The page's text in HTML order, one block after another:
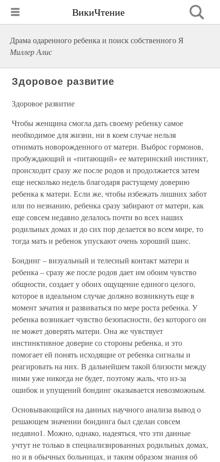
ВикиЧтение
Драма одаренного ребенка и поиск собственного Я
Миллер Алис
Здоровое развитие
Здоровое развитие
Чтобы женщина смогла дать своему ребенку самое
необходимое для жизни, ни в коем случае нельзя
отнимать новорожденного от матери. Выброс гормонов,
пробуждающий и «питающий» ее материнский инстинкт,
происходит сразу же после родов и продолжается затем
еще несколько недель благодаря растущему доверию
ребенка к матери. Если же, чтобы избежать лишних забот
или по незнанию, ребенка сразу забирают от матери, как
еще совсем недавно делалось почти во всех наших
родильных домах и до сих пор делается во всем мире, то
тогда мать и ребенок упускают очень хороший шанс.
Бондинг – визуальный и телесный контакт матери и
ребенка – сразу же после родов дает им обоим чувство
общности, создает у обоих ощущение единого целого,
которое в идеальном случае должно возникнуть еще в
момент зачатия и развиваться по мере роста ребенка. У
ребенка возникает чувство безопасности, без которого он
не может доверять матери. Она же чувствует
инстинктивное доверие со стороны ребенка, и это
помогает ей понять исходящие от ребенка сигналы и
реагировать на них. В дальнейшем такой близости между
ними уже никогда не будет, поэтому жаль, что из-за
ошибок и упущений бондинг оказывается невозможным.
Основывающийся на данных научного анализа вывод о
решающем значении бондинга был сделан совсем
недавно1. Можно, однако, надеяться, что эти данные
учтут не только в специализированных родильных домах,
но и в обычных больницах, и таким образом знания об